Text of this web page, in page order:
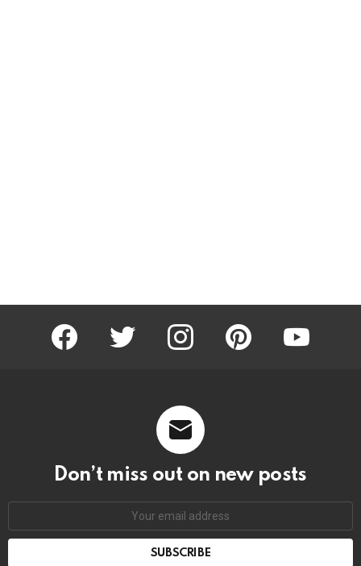
facebook twitter instagram pinterest youtube
Don’t miss out on new posts